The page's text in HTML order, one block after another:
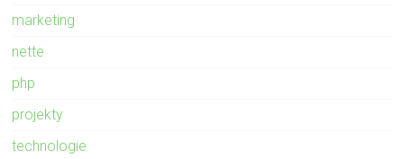
marketing
nette
php
projekty
technologie